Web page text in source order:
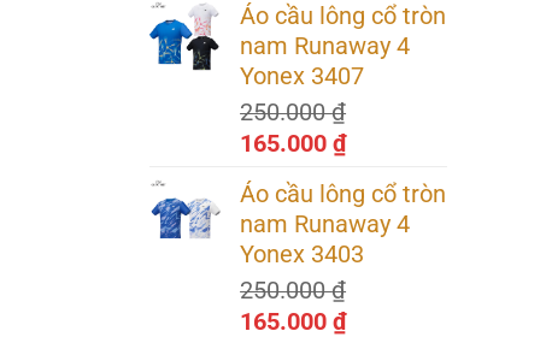
là:
250.000 ₫.
tại
là:
165.000 ₫.
Áo cầu lông cổ tròn
nam Runaway 4
Yonex 3407
250.000₫
Giá
là:
250.000 ₫.
165.000₫Giá
tại
là:
165.000 ₫.
Áo cầu lông cổ tròn
nam Runaway 4
Yonex 3403
250.000₫
Giá
165.000₫Giá